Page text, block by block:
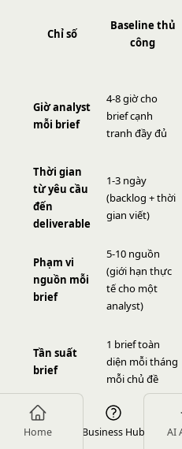
Home Business Hub AI
Chỉ số
Baseline thủ
công
Giờ analyst
mỗi brief
4-8 giờ cho
brief cạnh
tranh đầy đủ
Thời gian
từ yêu cầu
đến
deliverable
1-3 ngày
(backlog + thời
gian viết)
Phạm vi
nguồn mỗi
brief
5-10 nguồn
(giới hạn thực
tế cho một
analyst)
Tần suất
brief
1 brief toàn
diện mỗi tháng
mỗi chủ đề
Tỷ lệ hoàn
thành pre-
40-60% cuộc
gọi sales có bất